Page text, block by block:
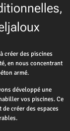
créer des piscines
en nous concentrant
armé.
développé une
vos piscines. Ce
créer des espaces